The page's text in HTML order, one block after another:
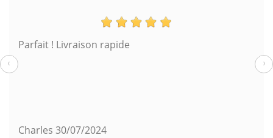
Parfait ! Livraison rapide
Charles 30/07/2024
‹ ›